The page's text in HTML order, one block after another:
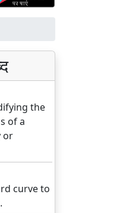
the
of a
or
curve to